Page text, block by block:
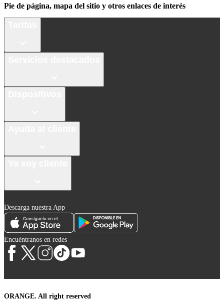
Pie de página, mapa del sitio y otros enlaces de interés
Descarga nuestra App
Encuéntranos en redes
ORANGE. All right reserved